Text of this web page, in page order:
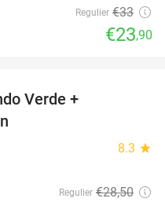
Regulier €33
€23,90
Verde +
8.3 star
Regulier €28,50